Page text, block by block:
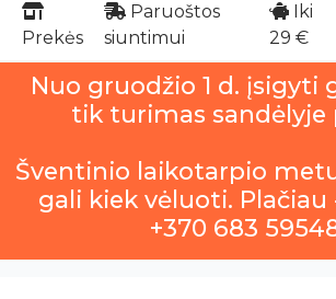
Prekės
Paruoštos
siuntimui
Iki
29 €
Nuo gruodžio 1 d. įsigyti
tik turimas sandėlyje
Šventinio laikotarpio
gali kiek vėluoti.
+370 683